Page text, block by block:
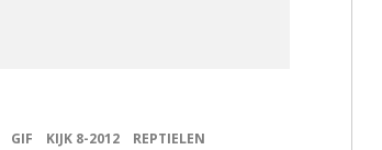
GIF KIJK 8-2012 REPTIELEN